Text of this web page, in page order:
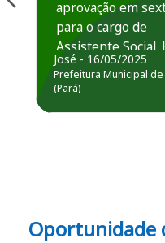
aprovação em
para o cargo de
Assistente Social.
estou atuando na
Prefeitura de
José - 16/05/2025
Prefeitura Municipal de
(Pará)
Oportunidade